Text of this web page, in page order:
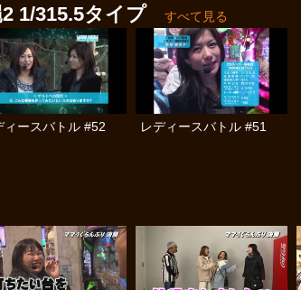
1/315.5タイプ すべて見る
ィースバトル #52 レディースバトル #51